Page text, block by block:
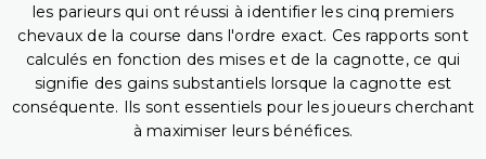
les parieurs qui ont réussi à identifier les cinq premiers
chevaux de la course dans l'ordre exact. Ces rapports sont
calculés en fonction des mises et de la cagnotte, ce qui
signifie des gains substantiels lorsque la cagnotte est
conséquente. Ils sont essentiels pour les joueurs cherchant
à maximiser leurs bénéfices.